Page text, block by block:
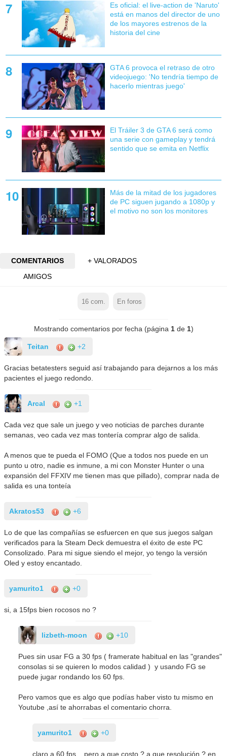
Es oficial: el live-action de 'Naruto'
está en manos del director de uno
de los mayores estrenos de la
historia del cine
GTA 6 provoca el retraso de otro
videojuego: 'No tendría tiempo de
hacerlo mientras juego'
El Tráiler 3 de GTA 6 será como
una serie con gameplay y tendrá
sentido que se emita en Netflix
Más de la mitad de los jugadores
de PC siguen jugando a 1080p y
el motivo no son los monitores
COMENTARIOS
+ VALORADOS
AMIGOS
16com. En foros
Mostrando comentarios por fecha (página 1de 1)
Teitan +2
Gracias betatesters seguid así trabajando para dejarnos a los más
pacientes el juego redondo.
Arcal +1
Cada vez que sale un juego y veo noticias de parches durante
semanas, veo cada vez mas tontería comprar algo de salida.
A menos que te pueda el FOMO (Que a todos nos puede en un
punto u otro, nadie es inmune, a mi con Monster Hunter o una
expansión del FFXIV me tienen mas que pillado), comprar nada de
salida es una tonteía
Akratos53 +6
Lo de que las compañías se esfuercen en que sus juegos salgan
verificados para la Steam Deck demuestra el éxito de este PC
Consolizado. Para mi sigue siendo el mejor, yo tengo la versión
Oled y estoy encantado.
yamurito1 +0
si, a 15fps bien rocosos no ?
lizbeth-moon +10
Pues sin usar FG a 30 fps ( framerate habitual en las "grandes"
consolas si se quieren lo modos calidad ) y usando FG se
puede jugar rondando los 60 fps.
Pero vamos que es algo que podías haber visto tu mismo en
Youtube ,así te ahorrabas el comentario chorra.
yamurito1 +0
claro a 60 fps... pero a que costo ? a que resolución ? en